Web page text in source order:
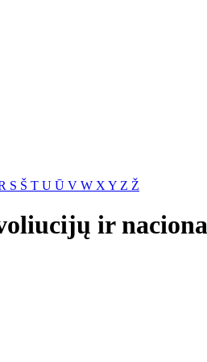
S Š T U Ū V W X Y Z Ž
ir